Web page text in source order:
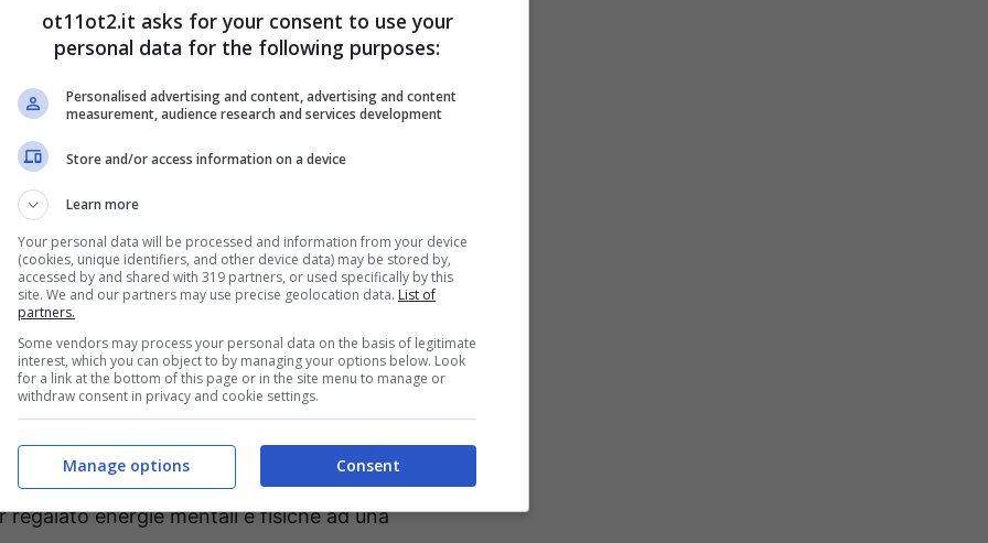
costanza per tutta la stagione, riuscendo
della classifica anche per mancanza di
capitolini invece hanno cominciato in modo
fiducia e la convinzione nei propri mezzi,
Roma-Juventus
sogno, se è vero che la Roma viene da un
pareggio con il Napoli all’ultimo secondo) e non
campionato risale al 15 dicembre dello scorso
da una vittoria importante a Genova e
regalato energie mentali e fisiche ad una
ot11ot2.it asks for your consent to use your
personal data for the following purposes:
Personalised advertising and content, advertising and content
measurement, audience research and services development
Store and/or access information on a device
Learn more
Your personal data will be processed and information from your device
(cookies, unique identifiers, and other device data) may be stored by,
accessed by and shared with 319 partners, or used specifically by this
site. We and our partners may use precise geolocation data. List of
partners.
Some vendors may process your personal data on the basis of legitimate
interest, which you can object to by managing your options below. Look
for a link at the bottom of this page or in the site menu to manage or
withdraw consent in privacy and cookie settings.
Consent
Manage options